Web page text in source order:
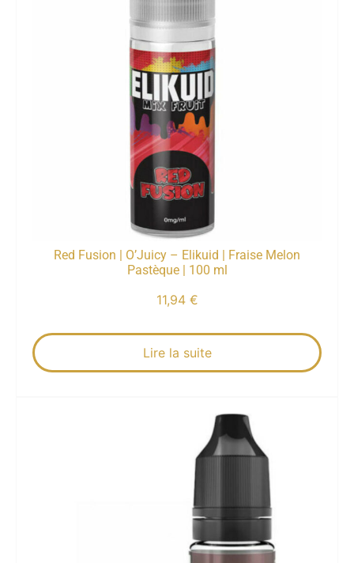
Red Fusion | O’Juicy – Elikuid | Fraise Melon
Pastèque | 100 ml
11,94 €
Lire la suite